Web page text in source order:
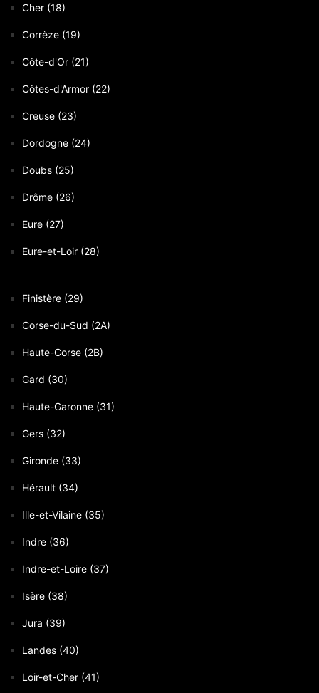
Cher (18)
Corrèze (19)
Côte-d'Or (21)
Côtes-d'Armor (22)
Creuse (23)
Dordogne (24)
Doubs (25)
Drôme (26)
Eure (27)
Eure-et-Loir (28)
Finistère (29)
Corse-du-Sud (2A)
Haute-Corse (2B)
Gard (30)
Haute-Garonne (31)
Gers (32)
Gironde (33)
Hérault (34)
Ille-et-Vilaine (35)
Indre (36)
Indre-et-Loire (37)
Isère (38)
Jura (39)
Landes (40)
Loir-et-Cher (41)